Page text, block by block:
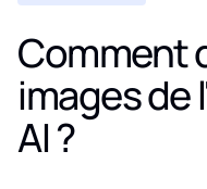
Comment
images de
AI ?